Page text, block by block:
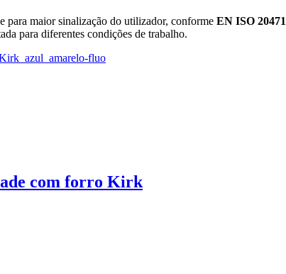
para maior sinalização do utilizador, conforme EN ISO 20471
para diferentes condições de trabalho.
com forro Kirk